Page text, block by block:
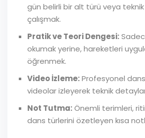
gün belirli bir alt türü veya teknik
çalışmak.
Pratik ve Teori Dengesi:
okumak yerine, hareketleri
öğrenmek.
Video İzleme:Profesyonel
videolar izleyerek teknik
Not Tutma:Önemli terimleri,
dans türlerini özetleyen kısa